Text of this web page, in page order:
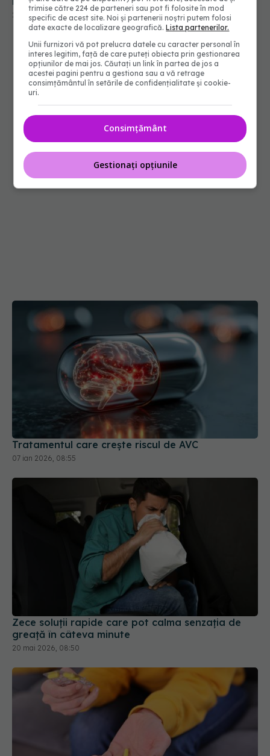
21 iun 2026, 15:33
Tratamentul care crește riscul de AVC
07 ian 2026, 08:55
Zece soluții rapide care pot calma senzația de
greață în câteva minute
20 mai 2026, 08:50
trimise către 224 de parteneri sau pot fi folosite în mod
specific de acest site. Noi și partenerii noștri putem folosi
date exacte de localizare geografică.Lista partenerilor.
Unii furnizori vă pot prelucra datele cu caracter personal în
interes legitim, față de care puteți obiecta prin gestionarea
opțiunilor de mai jos. Căutați un link în partea de jos a
acestei pagini pentru a gestiona sau a vă retrage
consimțământul în setările de confidențialitate și cookie-
uri.
Consimțământ
Gestionați opțiunile